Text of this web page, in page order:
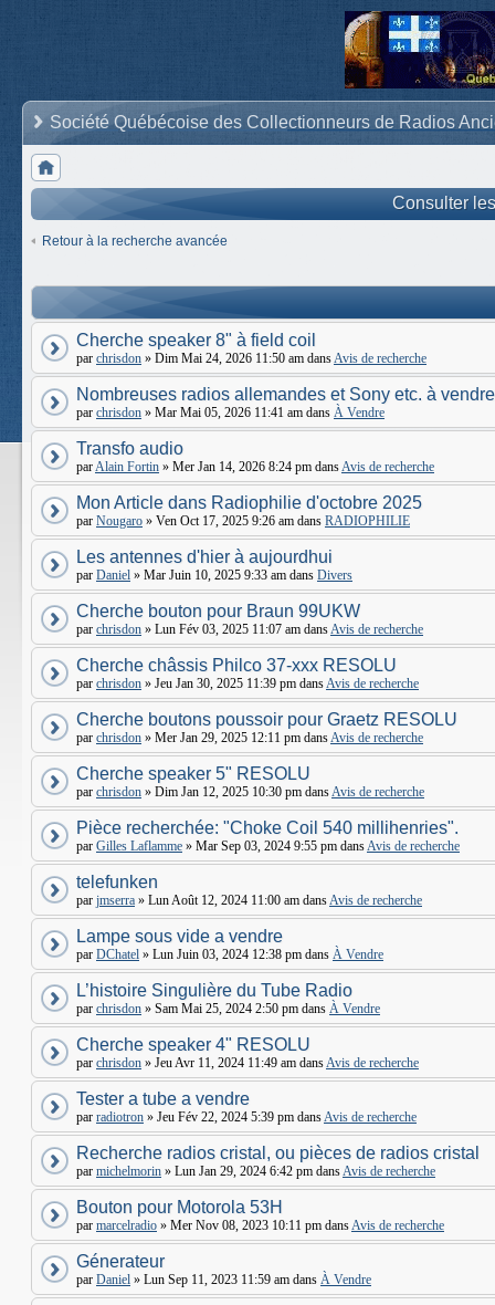
Société Québécoise des Collectionneurs de Radios
Consulter
Retour à la recherche avancée
Cherche speaker 8" à field coil
par chrisdon » Dim Mai 24, 2026 11:50 am dansAvis de recherche
Nombreuses radios allemandes et Sony etc. à vendre
par chrisdon » Mar Mai 05, 2026 11:41 am dans À Vendre
Transfo audio
parAlain Fortin » Mer Jan 14, 2026 8:24 pm dansAvis de recherche
Mon Article dans Radiophilie d'octobre 2025
par Nougaro » Ven Oct 17, 2025 9:26 am dans RADIOPHILIE
Les antennes d'hier à aujourdhui
par Daniel » Mar Juin 10, 2025 9:33 am dans Divers
Cherche bouton pour Braun 99UKW
par chrisdon » Lun Fév 03, 2025 11:07 am dansAvis de recherche
Cherche châssis Philco 37-xxx RESOLU
par chrisdon » Jeu Jan 30, 2025 11:39 pm dansAvis de recherche
Cherche boutons poussoir pour Graetz RESOLU
par chrisdon » Mer Jan 29, 2025 12:11 pm dansAvis de recherche
Cherche speaker 5" RESOLU
par chrisdon » Dim Jan 12, 2025 10:30 pm dansAvis de recherche
Pièce recherchée: "Choke Coil 540 millihenries".
par Gilles Laflamme » Mar Sep 03, 2024 9:55 pm dansAvis de recherche
telefunken
par jmserra » Lun Août 12, 2024 11:00 am dansAvis de recherche
Lampe sous vide a vendre
par DChatel » Lun Juin 03, 2024 12:38 pm dans À Vendre
L’histoire Singulière du Tube Radio
par chrisdon » Sam Mai 25, 2024 2:50 pm dans À Vendre
Cherche speaker 4" RESOLU
par chrisdon » Jeu Avr 11, 2024 11:49 am dansAvis de recherche
Tester a tube a vendre
par radiotron » Jeu Fév 22, 2024 5:39 pm dansAvis de recherche
Recherche radios cristal, ou pièces de radios cristal
par michelmorin » Lun Jan 29, 2024 6:42 pm dansAvis de recherche
Bouton pour Motorola 53H
par marcelradio » Mer Nov 08, 2023 10:11 pm dansAvis de recherche
Génerateur
par Daniel » Lun Sep 11, 2023 11:59 am dans À Vendre